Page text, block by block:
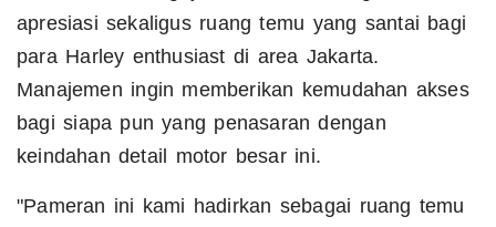
apresiasi sekaligus ruang temu yang santai bagi
para Harley enthusiast di area Jakarta.
Manajemen ingin memberikan kemudahan akses
bagi siapa pun yang penasaran dengan
keindahan detail motor besar ini.
"Pameran ini kami hadirkan sebagai ruang temu